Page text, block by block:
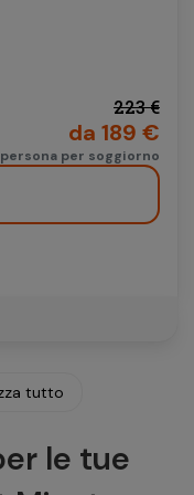
223 €
da 189 €
persona per soggiorno
tutto
le tue